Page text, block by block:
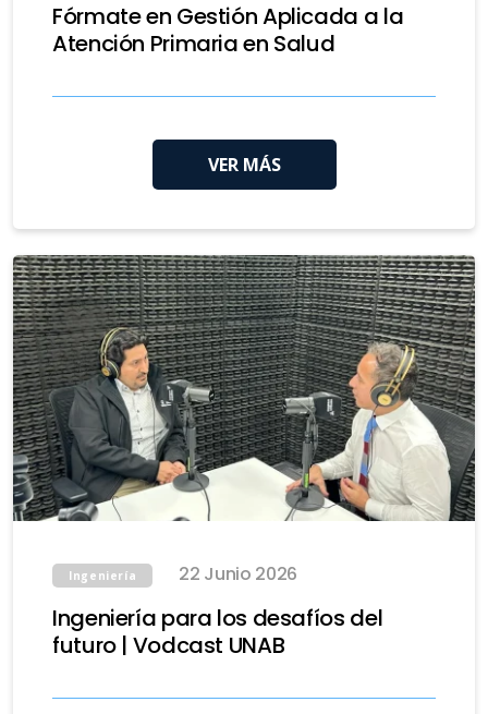
Fórmate en Gestión Aplicada a la
Atención Primaria en Salud
VER MÁS
Ingeniería 22 Junio 2026
Ingeniería para los desafíos del
futuro | Vodcast UNAB